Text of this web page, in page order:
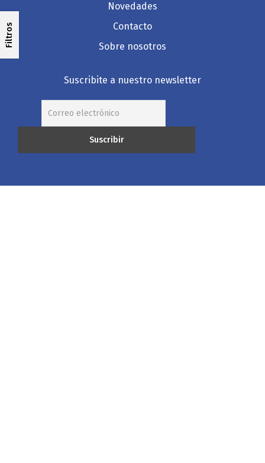
Filtros
Novedades
Contacto
Sobre nosotros
Suscribite a nuestro newsletter